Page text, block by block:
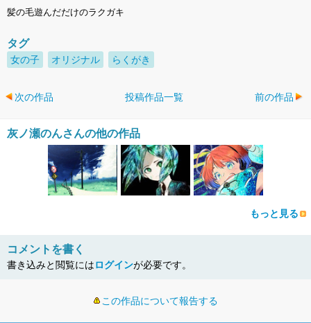
髪の毛遊んだだけのラクガキ
タグ
女の子 オリジナル らくがき
次の作品 投稿作品一覧 前の作品
灰ノ瀬のんさんの他の作品
もっと見る
コメントを書く
書き込みと閲覧にはログインが必要です。
この作品について報告する